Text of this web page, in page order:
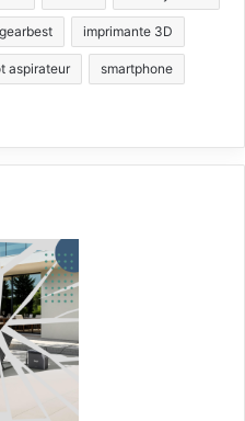
gearbest imprimante 3D
aspirateur smartphone